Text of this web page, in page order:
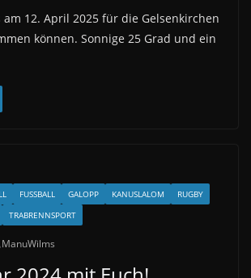
am 12. April 2025 für die Gelsenkirchen
können. Sonnige 25 Grad und ein
FUSSBALL GALOPP KANUSLALOM
RUGBY
TRABRENNSPORT
ManuWilms